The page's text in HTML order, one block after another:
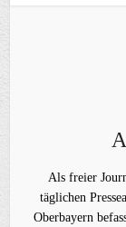
Als freier
täglichen
Oberbayern